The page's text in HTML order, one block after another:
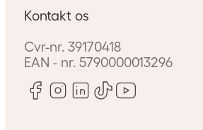
Kontakt os
Cvr-nr. 39170418
EAN - nr.5790000013296